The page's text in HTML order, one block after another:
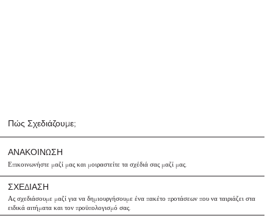
Πώς Σχεδιάζουμε;
ΑΝΑΚΟΙΝΩΣΗ
Επικοινωνήστε μαζί μας και μοιραστείτε τα σχέδιά σας μαζί μας.
ΣΧΕΔΙΑΣΗ
Ας σχεδιάσουμε μαζί για να δημιουργήσουμε ένα πακέτο προτάσεων που να ταιριάζει στα
ειδικά αιτήματα και τον προϋπολογισμό σας.